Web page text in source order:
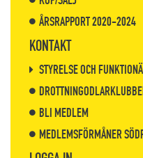
ÅRSRAPPORT 2020-2024
KONTAKT
STYRELSE OCH
BLI MEDLEM
MEDLEMSFÖRMÅNER